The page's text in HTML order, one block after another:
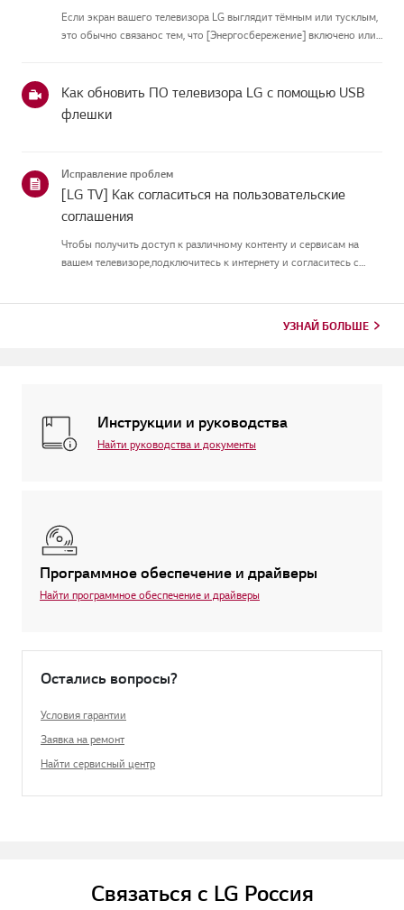
Если экран вашего телевизора LG выглядит тёмным или тусклым,
это обычно связанос тем, что [Энергосбережение] включено или
Как обновить ПО телевизора LG с помощью USB
флешки
Исправление проблем
[LG TV] Как согласиться на пользовательские
соглашения
Чтобы получить доступ к различному контенту и сервисам на
вашем телевизоре,подключитесь к интернету и согласитесь с
УЗНАЙ БОЛЬШЕ
Инструкции и руководства
Найти руководства и документы
Программное обеспечение и драйверы
Найти программное обеспечение и драйверы
Остались вопросы?
Условия гарантии
Заявка на ремонт
Найти сервисный центр
Связаться с LG Россия